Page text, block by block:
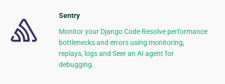
Sentry
Monitor your Django Code Resolve performance
bottlenecks and errors using monitoring,
replays, logs and Seer an AI agent for
debugging.